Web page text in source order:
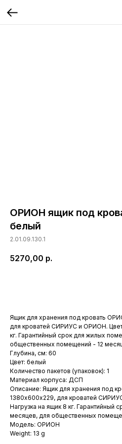
ОРИОН ящик под
белый
2.01.09.130.1
5270,00 р.
Ящик для хранения под кровать
для кроватей СИРИУС и ОРИОН.
кг. Гарантийный срок для жилых
общественных помещений - 12
Глубина, см: 60
Цвет: белый
Количество пакетов (упаковок): 1
Материал корпуса: ДСП
Описание: Ящик для хранения под
1380х600х229, для кроватей
Нагрузка на ящик 8 кг. Гарантийный
месяцев, для общественных
Модель: ОРИОН
Weight: 13 g